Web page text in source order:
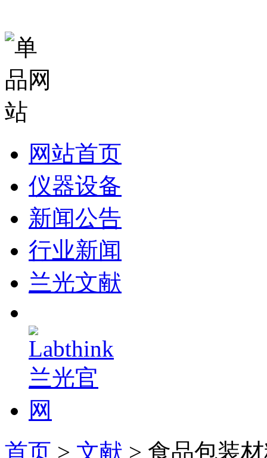
网站首页
仪器设备
新闻公告
行业新闻
兰光文献
首页 > 文献 > 食品包装